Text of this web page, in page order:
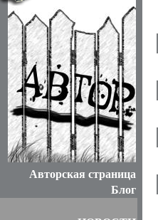
Авторская страница
Блог